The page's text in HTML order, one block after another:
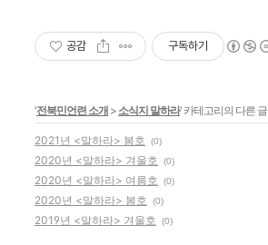
공감 구독하기
'전북민언련 소개 > 소식지 말하라' 카테고리의 다른 글
2021년 <말하라> 봄호 (0)
2020년 <말하라> 겨울호 (0)
2020년 <말하라> 여름호 (0)
2020년 <말하라> 봄호 (0)
2019년 <말하라> 겨울호 (0)